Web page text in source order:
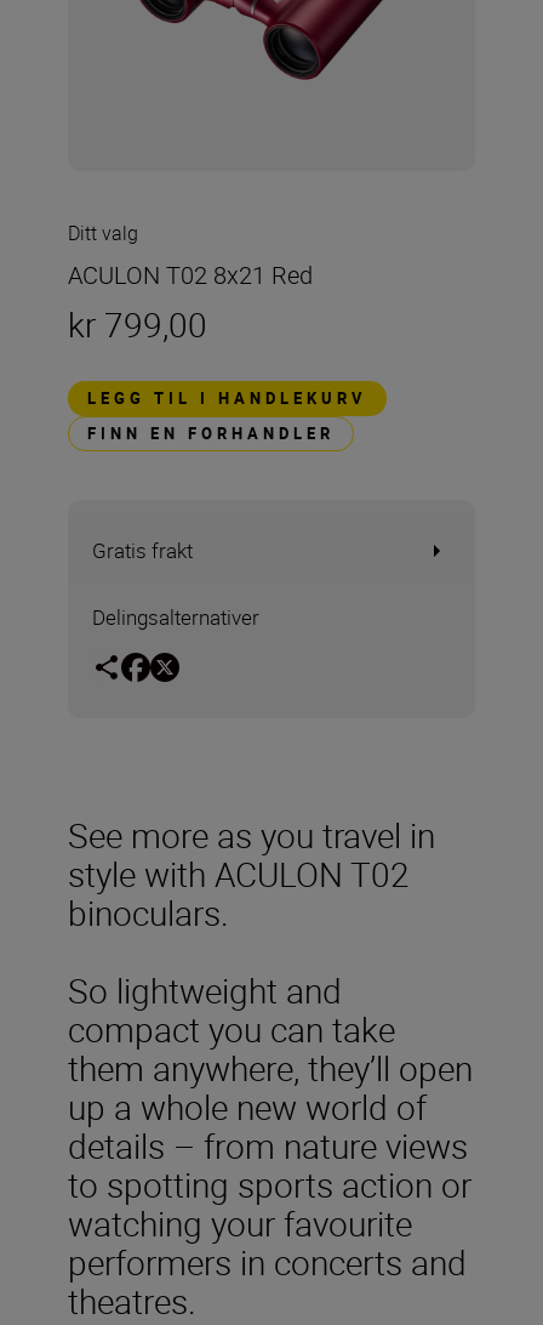
Ditt valg
ACULON T02 8x21 Red
kr 799,00
LEGG TIL I HANDLEKURV
FINN EN FORHANDLER
Gratis frakt
Delingsalternativer
See more as you travel in
style with ACULON T02
binoculars.
So lightweight and
compact you can take
them anywhere, they’ll open
up a whole new world of
details – from nature views
to spotting sports action or
watching your favourite
performers in concerts and
theatres.